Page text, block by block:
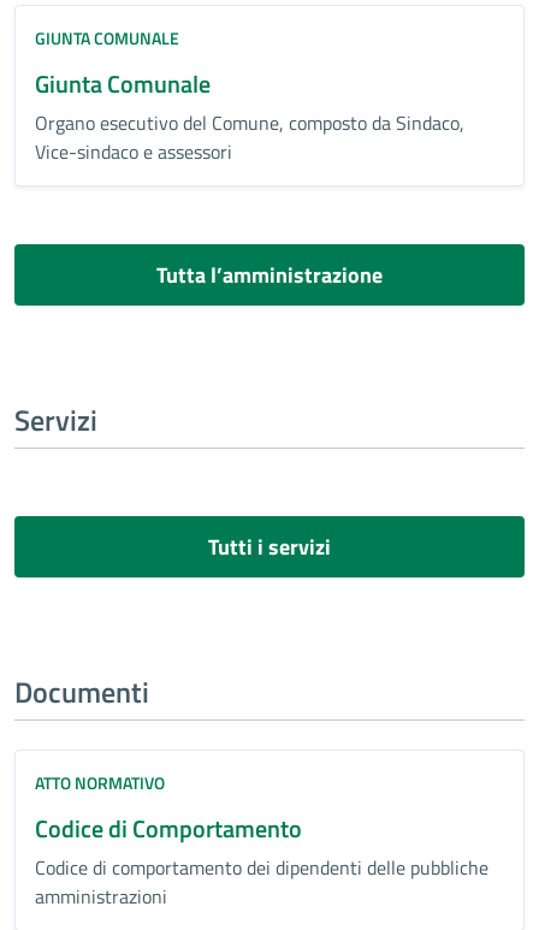
GIUNTA COMUNALE
Giunta Comunale
Organo esecutivo del Comune, composto da Sindaco,
Vice-sindaco e assessori
Tutta l’amministrazione
Servizi
Tutti i servizi
Documenti
ATTO NORMATIVO
Codice di Comportamento
Codice di comportamento dei dipendenti delle pubbliche
amministrazioni